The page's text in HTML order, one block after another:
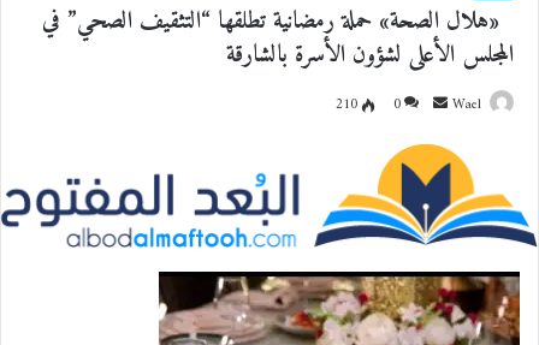
«هلال الصحة» حملة رمضانية تطلقها “التثقيف الصحي” في
المجلس الأعلى لشؤون الأسرة بالشارقة
Wael
ل
ب
ر
ي
د
ا
0
210